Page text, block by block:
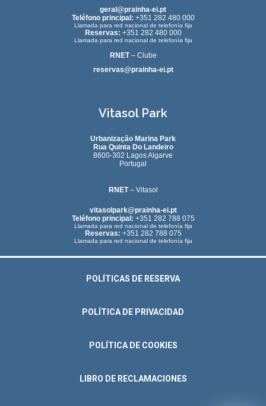
geral@prainha-ei.pt
Teléfono principal: +351 282 480 000
Llamada para red nacional de telefonía fija
Reservas: +351 282 480 000
Llamada para red nacional de telefonía fija
RNET– Clube
reservas@prainha-ei.pt
Vitasol Park
Urbanização Marina Park
Rua Quinta Do Landeiro
8600-302 Lagos Algarve
Portugal
RNET– Vitasol
vitasolpark@prainha-ei.pt
Teléfono principal: +351 282 788 075
Llamada para red nacional de telefonía fija
Reservas: +351 282 788 075
Llamada para red nacional de telefonía fija
POLÍTICAS DE RESERVA
POLÍTICA DE PRIVACIDAD
POLÍTICA DE COOKIES
LIBRO DE RECLAMACIONES